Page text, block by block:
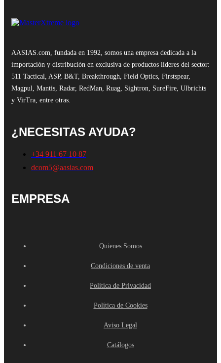
AASIAS.com, fundada en 1992, somos una empresa dedicada a la
importación y distribución en exclusiva de productos líderes del sector:
511 Tactical, ASP, B&T, Breakthrough, Field Optics, Firstspear,
Magpul, Mantis, Radar, RedMan, Ruag, Sightron, SureFire, Ulbrichts
y VirTra, entre otras.
¿NECESITAS AYUDA?
+34 911 67 10 87
dcom5@aasias.com
EMPRESA
Quienes Somos
Condiciones de venta
Política de Privacidad
Política de Cookies
Aviso Legal
Catálogos